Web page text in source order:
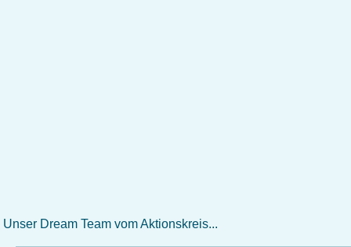
Unser Dream Team vom Aktionskreis...